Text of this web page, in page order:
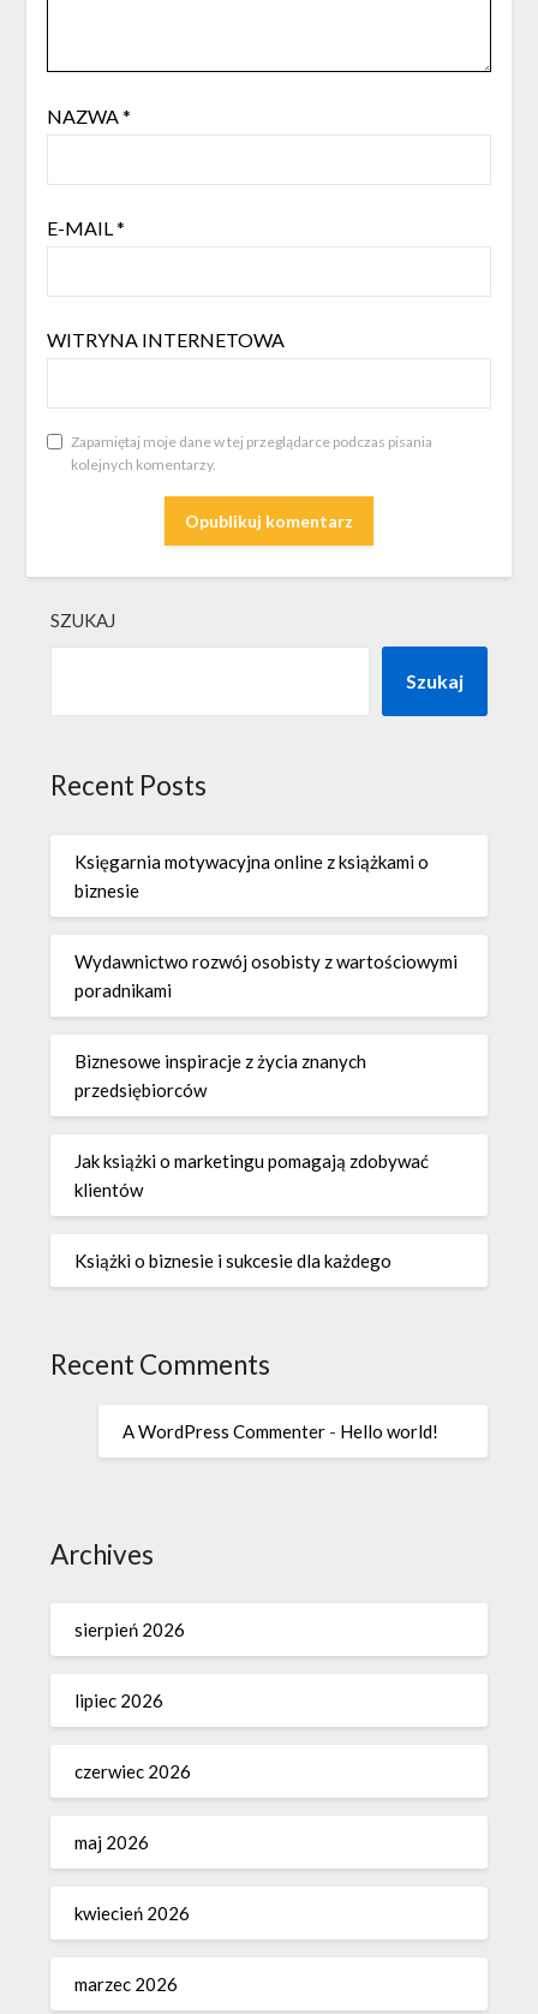
NAZWA*
E-MAIL*
WITRYNA INTERNETOWA
Zapamiętaj moje dane w tej przeglądarce podczas pisania
kolejnych komentarzy.
SZUKAJ
Szukaj
Recent Posts
Księgarnia motywacyjna online z książkami o
biznesie
Wydawnictwo rozwój osobisty z wartościowymi
poradnikami
Biznesowe inspiracje z życia znanych
przedsiębiorców
Jak książki o marketingu pomagają zdobywać
klientów
Książki o biznesie i sukcesie dla każdego
Recent Comments
A WordPress Commenter - Hello world!
Archives
sierpień 2026
lipiec 2026
czerwiec 2026
maj 2026
kwiecień 2026
marzec 2026